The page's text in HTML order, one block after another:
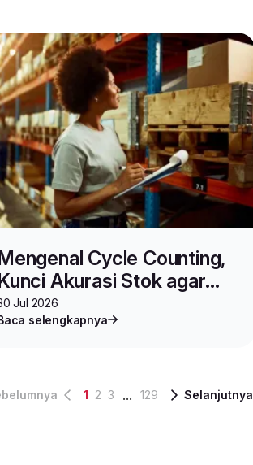
Cycle Counting,
Akurasi Stok agar
Berjalan Strategis
Jul 2026
selengkapnya
1 2 3 ... 129 Selanjutnya